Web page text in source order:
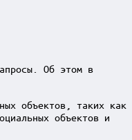
Об этом в
объектов, таких как
объектов и